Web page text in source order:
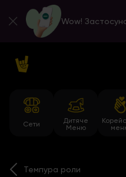
Wow!
Сети
Дитяче
Меню
Темпура роли